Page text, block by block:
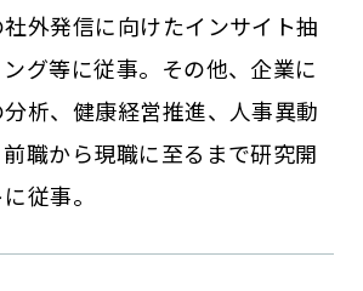
外発信に向けたインサイト抽
グ等に従事。その他、企業に
析、健康経営推進、人事異動
職から現職に至るまで研究開
従事。